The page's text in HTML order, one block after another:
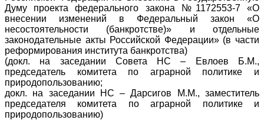
Думу проекта федерального закона №1172553-7 «О
внесении изменений в Федеральный закон «О
несостоятельности (банкротстве)» и отдельные
законодательные акты Российской Федерации» (в части
реформирования института банкротства)
(докл. на заседании Совета НС – Евлоев Б.М.,
председатель комитета по аграрной политике и
природопользованию;
докл. на заседании НС – Дарсигов М.М., заместитель
председателя комитета по аграрной политике и
природопользованию)